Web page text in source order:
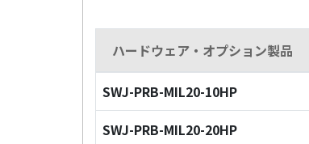
ハードウェア・オプション製品
SWJ-PRB-MIL20-10HP
SWJ-PRB-MIL20-20HP